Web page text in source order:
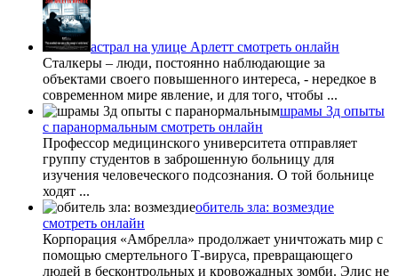
астрал на улице Арлетт смотреть онлайн
Сталкеры – люди, постоянно наблюдающие за
объектами своего повышенного интереса, - нередкое в
современном мире явление, и для того, чтобы ...
шрамы 3д опыты
с паранормальным смотреть онлайн
Профессор медицинского университета отправляет
группу студентов в заброшенную больницу для
изучения человеческого подсознания. О той больнице
ходят ...
обитель зла: возмездие
смотреть онлайн
Корпорация «Амбрелла» продолжает уничтожать мир с
помощью смертельного Т-вируса, превращающего
людей в бесконтрольных и кровожадных зомби. Элис не